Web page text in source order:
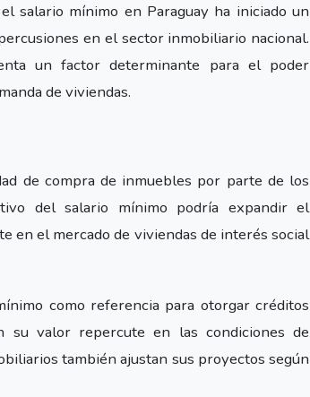
salario mínimo en Paraguay ha iniciado un
en el sector inmobiliario nacional.
un factor determinante para el poder
de viviendas.
de compra de inmuebles por parte de los
del salario mínimo podría expandir el
en el mercado de viviendas de interés social
como referencia para otorgar créditos
su valor repercute en las condiciones de
también ajustan sus proyectos según